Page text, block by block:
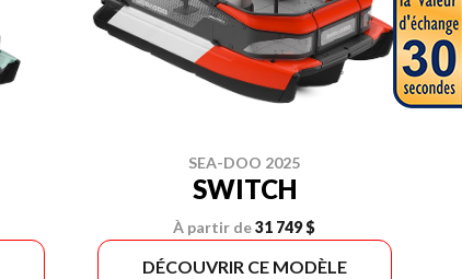
SEA-DOO 2025
SWITCH
À partir de31 749 $
DÉCOUVRIR CE MODÈLE